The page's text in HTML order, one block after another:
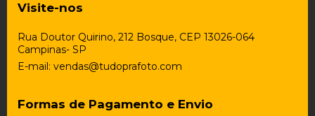
Visite-nos
Rua Doutor Quirino, 212 Bosque, CEP 13026-064
Campinas- SP
E-mail: vendas@tudoprafoto.com
Formas de Pagamento e Envio